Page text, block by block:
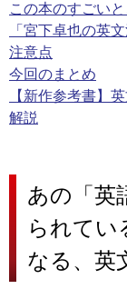
この本のすごい
「宮下卓也の英
注意点
今回のまとめ
【新作参考書】
解説
あの「英
られてい
なる、英